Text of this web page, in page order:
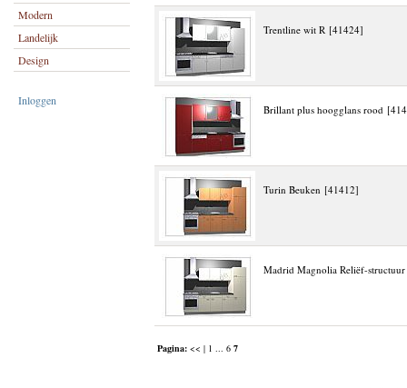
Modern
Landelijk
Design
Inloggen
Trentline wit R [41424]
Brillant plus hoogglans rood
Turin Beuken [41412]
Madrid Magnolia Reliëf-
Pagina: << | 1 ... 6 7